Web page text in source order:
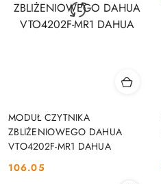
MODUŁ CZYTNIKA
ZBLIŻENIOWEGO DAHUA
VTO4202F-MR1 DAHUA
Cena:
106.05